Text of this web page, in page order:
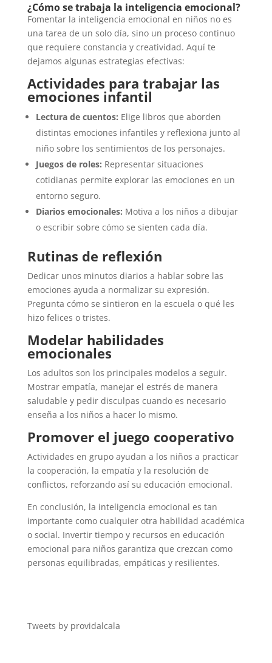
¿Cómo se trabaja la inteligencia emocional?
Fomentar la inteligencia emocional en niños no es
una tarea de un solo día, sino un proceso continuo
que requiere constancia y creatividad. Aquí te
dejamos algunas estrategias efectivas:
Actividades para trabajar las
emociones infantil
Lectura de cuentos: Elige libros que aborden
distintas emociones infantiles y reflexiona junto al
niño sobre los sentimientos de los personajes.
Juegos de roles: Representar situaciones
cotidianas permite explorar las emociones en un
entorno seguro.
Diarios emocionales: Motiva a los niños a dibujar
o escribir sobre cómo se sienten cada día.
Rutinas de reflexión
Dedicar unos minutos diarios a hablar sobre las
emociones ayuda a normalizar su expresión.
Pregunta cómo se sintieron en la escuela o qué les
hizo felices o tristes.
Modelar habilidades
emocionales
Los adultos son los principales modelos a seguir.
Mostrar empatía, manejar el estrés de manera
saludable y pedir disculpas cuando es necesario
enseña a los niños a hacer lo mismo.
Promover el juego cooperativo
Actividades en grupo ayudan a los niños a practicar
la cooperación, la empatía y la resolución de
conflictos, reforzando así su educación emocional.
En conclusión, la inteligencia emocional es tan
importante como cualquier otra habilidad académica
o social. Invertir tiempo y recursos en educación
emocional para niños garantiza que crezcan como
personas equilibradas, empáticas y resilientes.
Tweets by providalcala